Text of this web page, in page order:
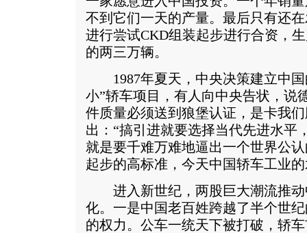
不到它们一天的产量。最后只有还
进行尝试CKD组装起步进行合资，
的两三万辆。
1987年夏天，中央决策建立中国
小”轿车项目，有人向中央告状，说
件质量必须送到狼堡认证，是卡我
出：“搞引进就要选择当代先进水平
就是要千难万难地逼出一个世界公
起步的高标准，今天中国轿车工业
进入新世纪，两股巨大潮流推动
化。一是中国老百姓跨越了半个世
的权力。公车一统天下被打破，轿